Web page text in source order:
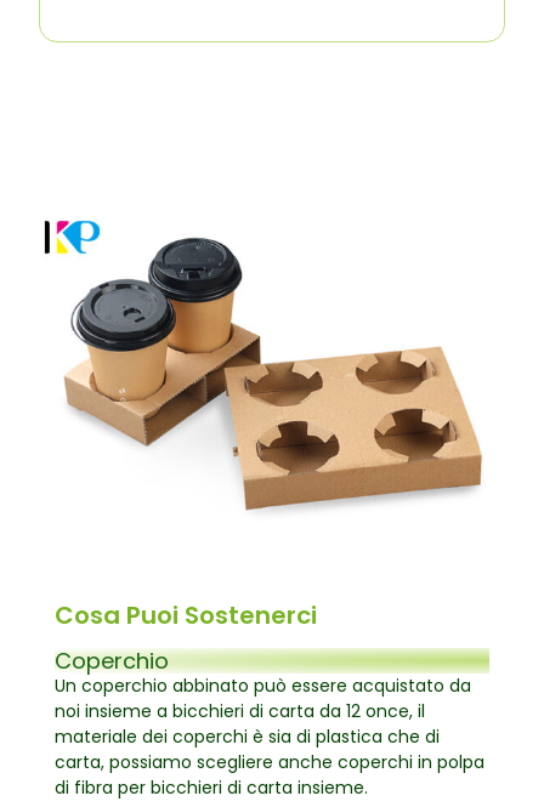
Cosa Puoi Sostenerci
Coperchio
Un coperchio abbinato può essere acquistato da
noi insieme a bicchieri di carta da 12 once, il
materiale dei coperchi è sia di plastica che di
carta, possiamo scegliere anche coperchi in polpa
di fibra per bicchieri di carta insieme.